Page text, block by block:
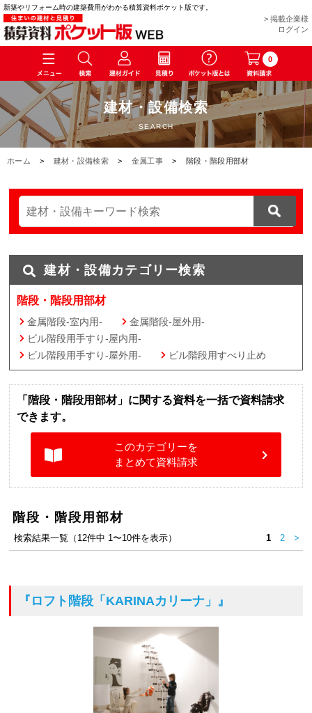
新築やリフォーム時の建築費用がわかる積算資料ポケット版です。
> 掲載企業様
ログイン
0
建材・設備検索
SEARCH
ホーム > 建材・設備検索 > 金属工事 > 階段・階段用部材
建材・設備カテゴリー検索
階段・階段用部材
金属階段-室内用-
金属階段-屋外用-
ビル階段用手すり-屋内用-
ビル階段用手すり-屋外用-
ビル階段用すべり止め
「階段・階段用部材」に関する資料を一括で資料請求
できます。
このカテゴリーを
まとめて資料請求
階段・階段用部材
検索結果一覧（12件中 1〜10件を表示） 1 2 >
『ロフト階段「KARINAカリーナ」』